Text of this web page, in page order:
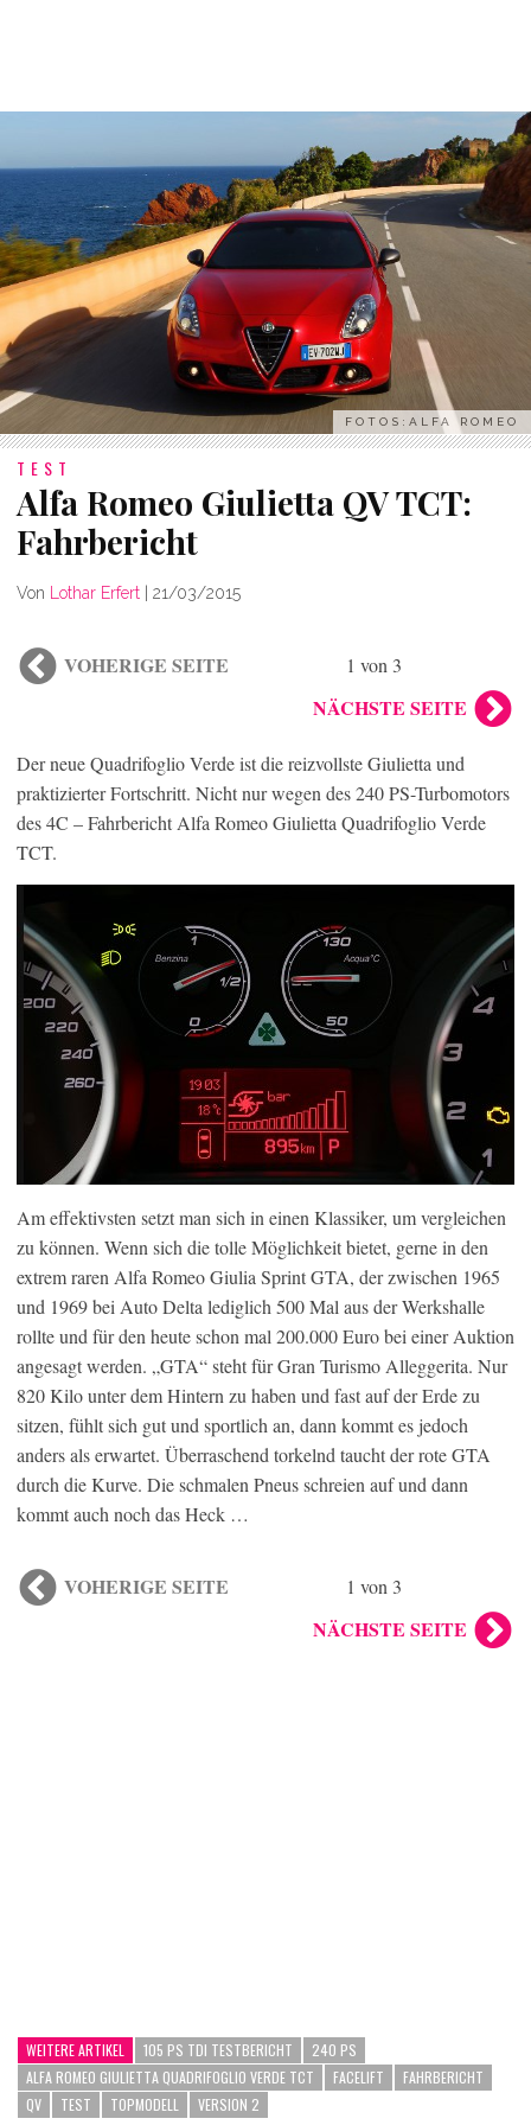
FOTOS:ALFA ROMEO
TEST
Alfa Romeo Giulietta QV TCT:
Fahrbericht
Von Lothar Erfert | 21/03/2015
VOHERIGE SEITE 1 von 3
NÄCHSTE SEITE
Der neue Quadrifoglio Verde ist die reizvollste Giulietta und
praktizierter Fortschritt. Nicht nur wegen des 240 PS-Turbomotors
des 4C – Fahrbericht Alfa Romeo Giulietta Quadrifoglio Verde
TCT.
Am effektivsten setzt man sich in einen Klassiker, um vergleichen
zu können. Wenn sich die tolle Möglichkeit bietet, gerne in den
extrem raren Alfa Romeo Giulia Sprint GTA, der zwischen 1965
und 1969 bei Auto Delta lediglich 500 Mal aus der Werkshalle
rollte und für den heute schon mal 200.000 Euro bei einer Auktion
angesagt werden. „GTA“ steht für Gran Turismo Alleggerita. Nur
820 Kilo unter dem Hintern zu haben und fast auf der Erde zu
sitzen, fühlt sich gut und sportlich an, dann kommt es jedoch
anders als erwartet. Überraschend torkelnd taucht der rote GTA
durch die Kurve. Die schmalen Pneus schreien auf und dann
kommt auch noch das Heck …
VOHERIGE SEITE 1 von 3
NÄCHSTE SEITE
WEITERE ARTIKEL 105 PS TDI TESTBERICHT
240 PS
ALFA ROMEO GIULIETTA QUADRIFOGLIO VERDE TCT
FACELIFT
FAHRBERICHT
QV
TEST TOPMODELL VERSION 2